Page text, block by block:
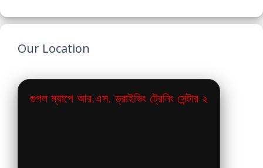
Our Location
গুগল ম্যাপে আর.এস. ড্রাইভিং ট্রেনিং সেন্টার ২